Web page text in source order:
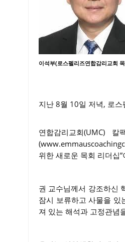
이석부(로스펠리즈연합감리교회
지난 8월 10일 저녁, 로
연합감리교회(UMC)
위한 새로운 목회 리더십
권 교수님께서 강조하신
잠시 보류하고 사물을 있
져 있는 해석과 고정관념